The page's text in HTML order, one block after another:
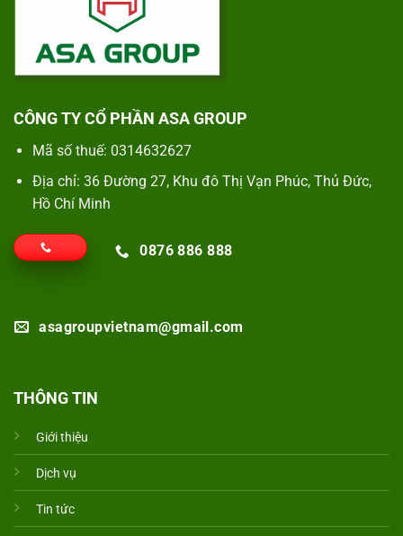
CÔNG TY CỔ PHẦN ASA GROUP
Mã số thuế: 0314632627
Địa chỉ: 36 Đường 27, Khu đô Thị Vạn Phúc, Thủ Đức,
Hồ Chí Minh
0876 886 888
asagroupvietnam@gmail.com
THÔNG TIN
Giới thiệu
Dịch vụ
Tin tức